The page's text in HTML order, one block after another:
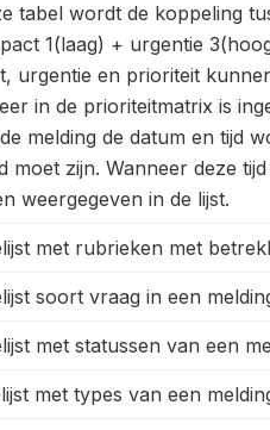
tabel wordt de koppeling
1(laag) + urgentie
urgentie en prioriteit
in de prioriteitmatrix is
melding de datum en tijd
moet zijn. Wanneer deze
weergegeven in de lijst.
met rubrieken met
soort vraag in een
met statussen van een
met types van een